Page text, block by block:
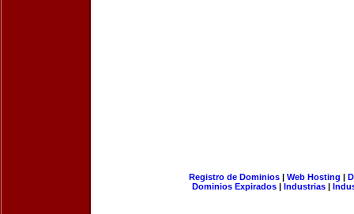
Registro de Dominios| Web Hosting |
Dominios Expirados | Industrias |